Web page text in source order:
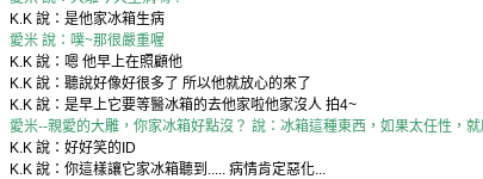
K.K 說：是他家冰箱生病
愛米 說：噗~那很嚴重喔
K.K 說：嗯 他早上在照顧他
K.K 說：聽說好像好很多了 所以他就放心的來了
K.K 說：是早上它要等醫冰箱的去他家啦他家沒人 拍4~
愛米--親愛的大雕，你家冰箱好點沒？ 說：冰箱這種東西，如果太任性，
K.K 說：好好笑的ID
K.K 說：你這樣讓它家冰箱聽到..... 病情肯定惡化...